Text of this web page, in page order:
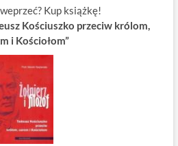
Kup książkę!
Kościuszko przeciw królom,
i Kościołom”